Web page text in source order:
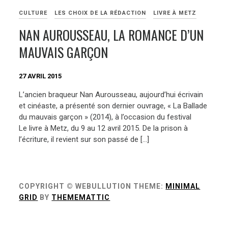
CULTURE LES CHOIX DE LA RÉDACTION LIVRE À METZ
NAN AUROUSSEAU, LA ROMANCE D’UN
MAUVAIS GARÇON
27 AVRIL 2015
L’ancien braqueur Nan Aurousseau, aujourd’hui écrivain
et cinéaste, a présenté son dernier ouvrage, « La Ballade
du mauvais garçon » (2014), à l’occasion du festival
Le livre à Metz, du 9 au 12 avril 2015. De la prison à
l’écriture, il revient sur son passé de […]
COPYRIGHT © WEBULLUTION THEME: MINIMAL
GRID BY THEMEMATTIC